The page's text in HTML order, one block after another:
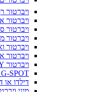
ויברטור
ויברטור
ויברטור
ויברטור
ויברטור
ויברטור
ויברטור FUN FACTORY
G-SPOT ויברטור לנקודת ה ג'י
דילדו או